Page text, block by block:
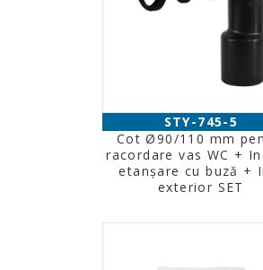
STY-745-5
Cot Ø90/110 mm
racordare vas WC +
etanşare cu buză +
exterior SET